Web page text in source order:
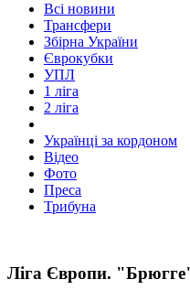
Всі новини
Трансфери
Збірна України
Єврокубки
УПЛ
1 ліга
2 ліга
Українці за кордоном
Відео
Фото
Преса
Трибуна
Ліга Європи.